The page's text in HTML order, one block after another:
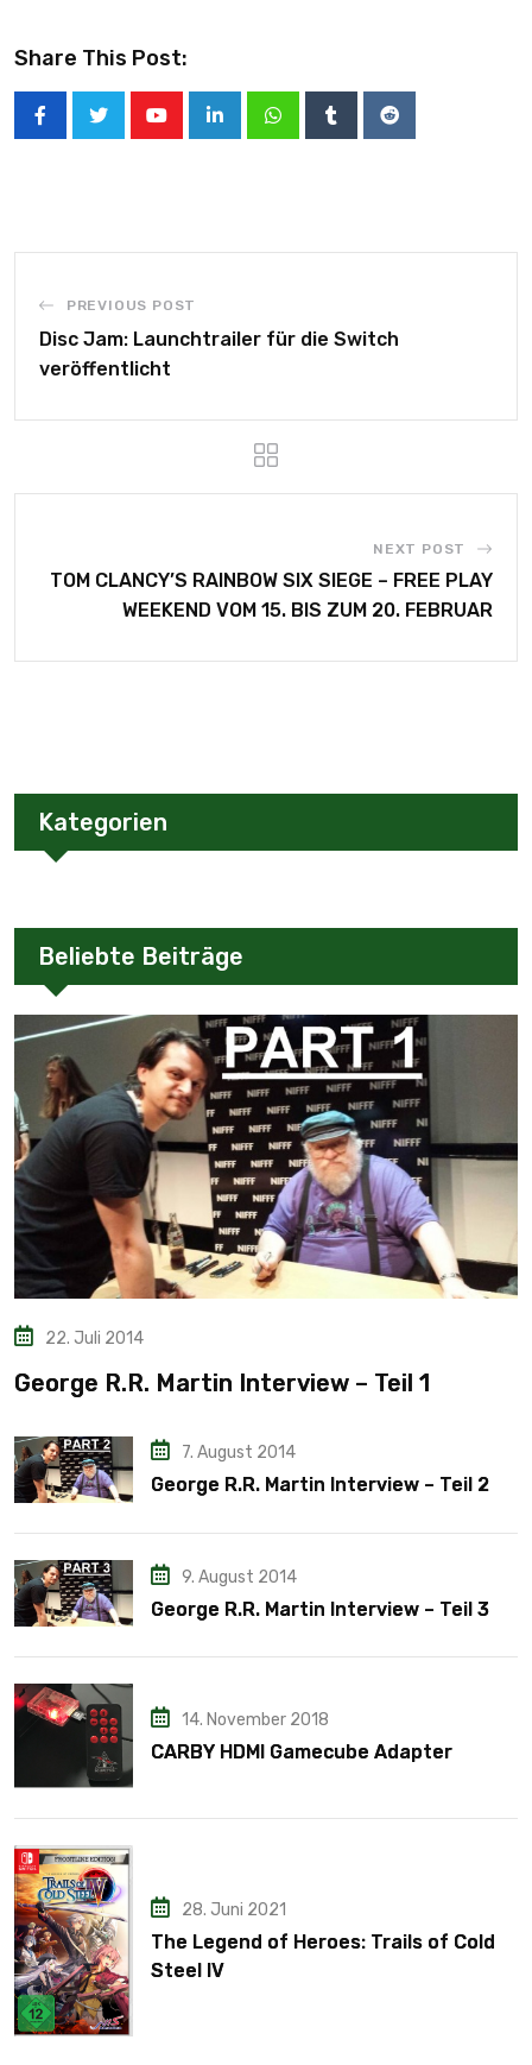
Share This Post:
PREVIOUS POST
Disc Jam: Launchtrailer für die Switch
veröffentlicht
NEXT POST
TOM CLANCY’S RAINBOW SIX SIEGE – FREE PLAY
WEEKEND VOM 15. BIS ZUM 20. FEBRUAR
Kategorien
Beliebte Beiträge
22. Juli 2014
George R.R. Martin Interview – Teil 1
7. August 2014
George R.R. Martin Interview – Teil 2
9. August 2014
George R.R. Martin Interview – Teil 3
14. November 2018
CARBY HDMI Gamecube Adapter
28. Juni 2021
The Legend of Heroes: Trails of Cold
Steel IV